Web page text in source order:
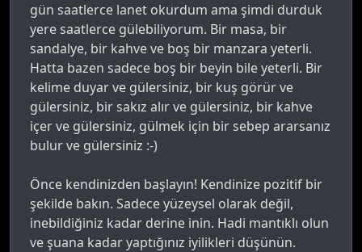
gün saatlerce lanet okurdum ama şimdi durduk
yere saatlerce gülebiliyorum. Bir masa, bir
sandalye, bir kahve ve boş bir manzara yeterli.
Hatta bazen sadece boş bir beyin bile yeterli. Bir
kelime duyar ve gülersiniz, bir kuş görür ve
gülersiniz, bir sakız alır ve gülersiniz, bir kahve
içer ve gülersiniz, gülmek için bir sebep ararsanız
bulur ve gülersiniz :-)
Önce kendinizden başlayın! Kendinize pozitif bir
şekilde bakın. Sadece yüzeysel olarak değil,
inebildiğiniz kadar derine inin. Hadi mantıklı olun
ve şuana kadar yaptığınız iyilikleri düşünün.